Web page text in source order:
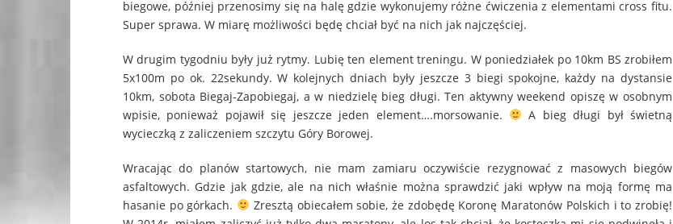
biegowe, później przenosimy się na halę gdzie wykonujemy różne ćwiczenia z elementami cross fitu.
Super sprawa. W miarę możliwości będę chciał być na nich jak najczęściej.
W drugim tygodniu były już rytmy. Lubię ten element treningu. W poniedziałek po 10km BS zrobiłem
5x100m po ok. 22sekundy. W kolejnych dniach były jeszcze 3 biegi spokojne, każdy na dystansie
10km, sobota Biegaj-Zapobiegaj, a w niedzielę bieg długi. Ten aktywny weekend opiszę w osobnym
wpisie, ponieważ pojawił się jeszcze jeden element….morsowanie.
A bieg długi był świetną
wycieczką z zaliczeniem szczytu Góry Borowej.
Wracając do planów startowych, nie mam zamiaru oczywiście rezygnować z masowych biegów
asfaltowych. Gdzie jak gdzie, ale na nich właśnie można sprawdzić jaki wpływ na moją formę ma
hasanie po górkach.
Zresztą obiecałem sobie, że zdobędę Koronę Maratonów Polskich i to zrobię!